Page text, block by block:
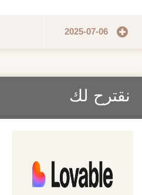
2025-07-06
نقترح لك